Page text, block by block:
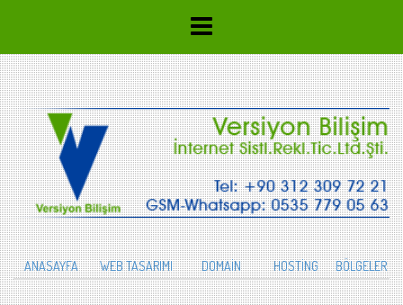
ANASAYFA WEB TASARIMI DOMAİN HOSTİNG BÖLGELER